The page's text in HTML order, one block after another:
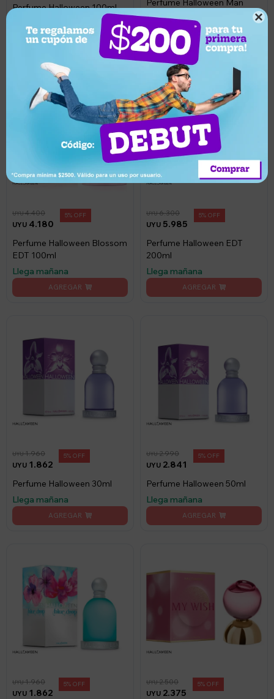

Perfume Halloween 100ml
Llega mañana
Perfume Halloween Man
125ml
Llega mañana
UYU 4.180
UYU4.400 5
Perfume Halloween Blossom
EDT 100ml
Llega mañana
UYU 5.985
UYU6.300 5
Perfume Halloween EDT
200ml
Llega mañana
UYU 1.862
UYU1.960 5
Perfume Halloween 30ml
Llega mañana
UYU 2.841
UYU2.990 5
Perfume Halloween 50ml
Llega mañana
UYU 1.862
UYU1.960 5
UYU 2.375
UYU2.500 5